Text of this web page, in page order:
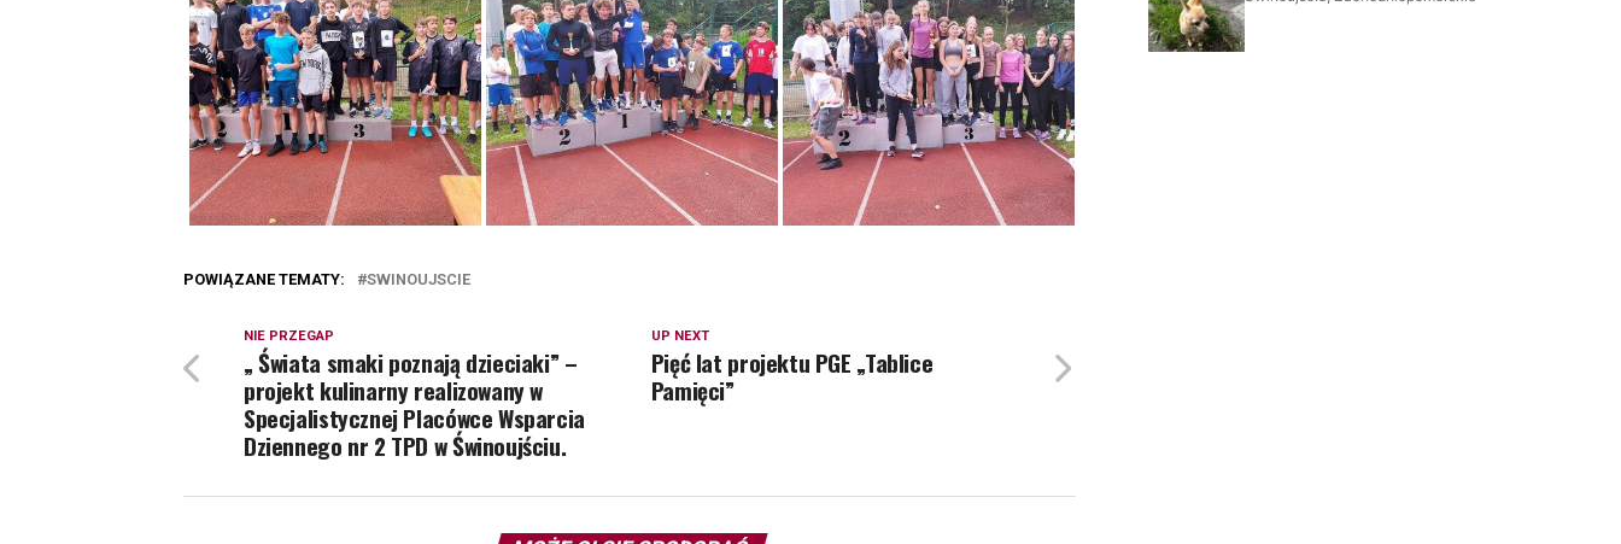
POWIĄZANE TEMATY: SWINOUJSCIE
UP NEXT
Pięć lat projektu PGE „Tablice
Pamięci”
NIE PRZEGAP
„ Świata smaki poznają dzieciaki” –
projekt kulinarny realizowany w
Specjalistycznej Placówce Wsparcia
Dziennego nr 2 TPD w Świnoujściu.